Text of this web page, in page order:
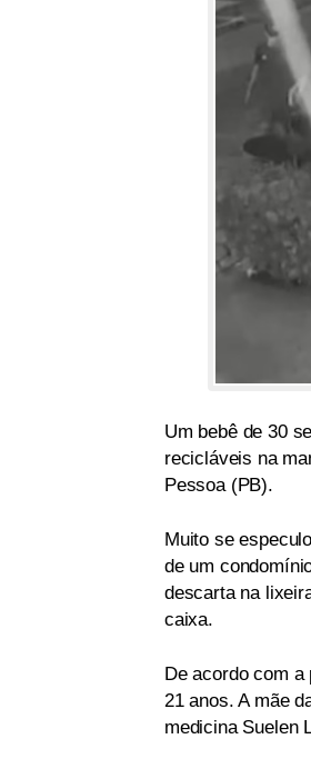
Um bebê de 30
recicláveis na
Pessoa (PB).
Muito se
de um
descarta na
caixa.
De acordo com
21 anos. A mãe
medicina Suelen